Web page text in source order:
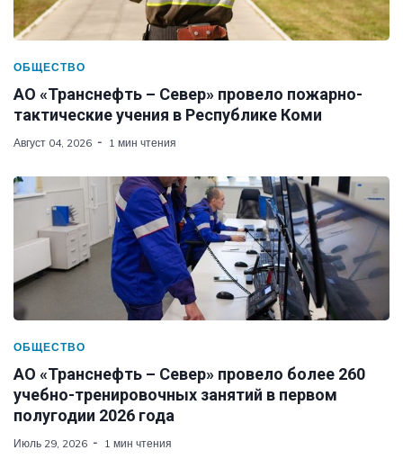
ОБЩЕСТВО
АО «Транснефть – Север» провело пожарно-
тактические учения в Республике Коми
Август 04, 2026 1 мин чтения
ОБЩЕСТВО
АО «Транснефть – Север» провело более 260
учебно-тренировочных занятий в первом
полугодии 2026 года
Июль 29, 2026 1 мин чтения